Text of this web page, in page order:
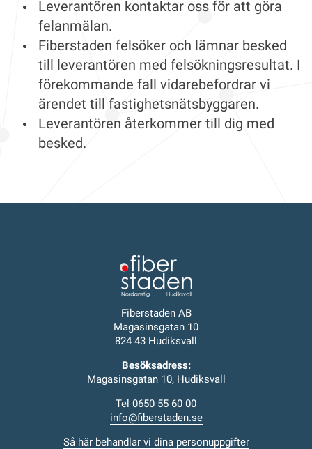
Leverantören kontaktar oss för att göra
felanmälan.
Fiberstaden felsöker och lämnar besked
till leverantören med felsökningsresultat. I
förekommande fall vidarebefordrar vi
ärendet till fastighetsnätsbyggaren.
Leverantören återkommer till dig med
besked.
Fiberstaden AB
Magasinsgatan 10
824 43 Hudiksvall
Besöksadress:
Magasinsgatan 10, Hudiksvall
Tel 0650-55 60 00
info@fiberstaden.se
Så här behandlar vi dina personuppgifter